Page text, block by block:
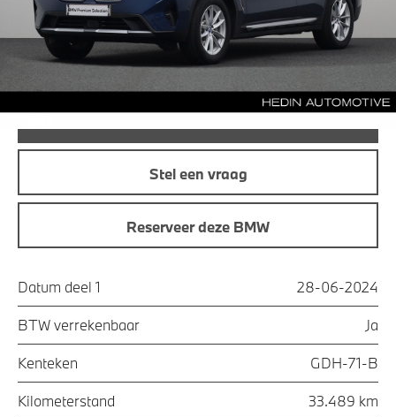
Maandprijs € 514,04
Offerte aanvraag
Stel een vraag
Reserveer deze BMW
Datum deel 1 28-06-2024
BTW verrekenbaar Ja
Kenteken GDH-71-B
Kilometerstand 33.489 km